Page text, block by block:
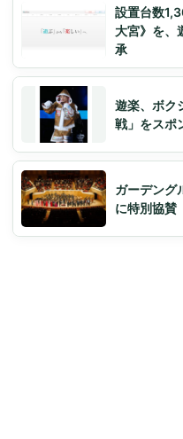
設置台数
大宮》を、
承
遊楽、ボク
戦」をスポ
ガーデング
に特別協賛